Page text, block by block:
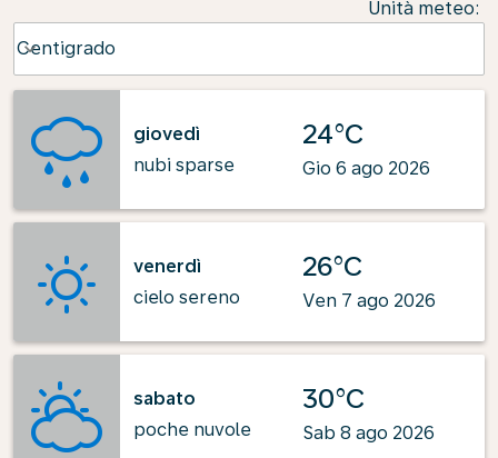
Unità meteo:
Centigrado
keyboard_arrow_down
giovedì
nubi sparse
24°C
Gio 6 ago 2026
venerdì
cielo sereno
26°C
Ven 7 ago 2026
sabato
poche nuvole
30°C
Sab 8 ago 2026